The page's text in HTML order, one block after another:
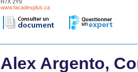
H7X 2Y9
www.facadesplus.ca
Alex Argento,